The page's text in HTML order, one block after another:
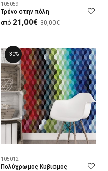
105059
Τρένο στην πόλη
από 21,00€ 30,00€
-30%
105012
Πολύχρωμος Κυβισμός